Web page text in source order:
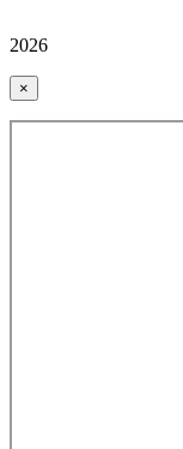
2026
×